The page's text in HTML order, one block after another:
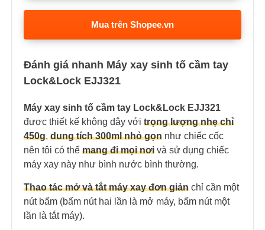
Mua trên Shopee.vn
Đánh giá nhanh Máy xay sinh tố cầm tay
Lock&Lock EJJ321
Máy xay sinh tố cầm tay Lock&Lock EJJ321
được thiết kế không dây với trọng lượng nhẹ chỉ
450g, dung tích 300ml nhỏ gọn như chiếc cốc
nên tôi có thể mang đi mọi nơi và sử dụng chiếc
máy xay này như bình nước bình thường.
Thao tác mở và tắt máy xay đơn giản chỉ cần một
nút bấm (bấm nút hai lần là mở máy, bấm nút một
lần là tắt máy).